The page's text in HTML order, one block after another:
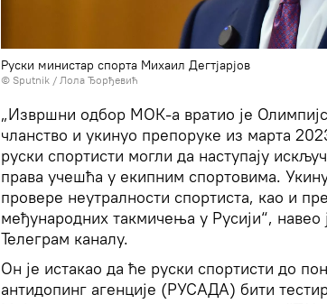
Руски министар спорта Михаил Дегтјарјов
© Sputnik / Лола Ђорђевић
„Извршни одбор МОК-а вратио је
чланство и укинуо препоруке из марта
руски спортисти могли да наступају
права учешћа у екипним спортовима.
провере неутралности спортиста, као и
међународних такмичења у Русији“, навео
Телеграм каналу.
Он је истакао да ће руски спортисти до
антидопинг агенције (РУСАДА) бити